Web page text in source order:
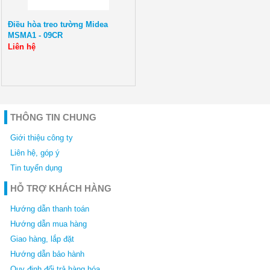
Điều hòa treo tường Midea
MSMA1 - 09CR
Liên hệ
THÔNG TIN CHUNG
Giới thiệu công ty
Liên hệ, góp ý
Tin tuyển dụng
HỖ TRỢ KHÁCH HÀNG
Hướng dẫn thanh toán
Hướng dẫn mua hàng
Giao hàng, lắp đặt
Hướng dẫn bảo hành